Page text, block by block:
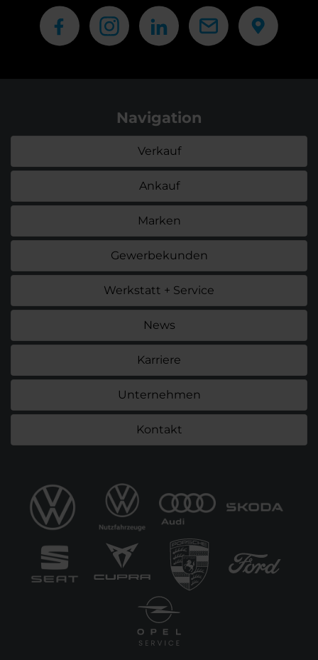
Navigation
Verkauf
Ankauf
Marken
Gewerbekunden
Werkstatt + Service
News
Karriere
Unternehmen
Kontakt